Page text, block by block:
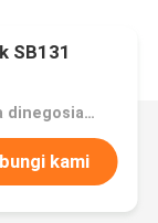
SB131
Harga：Bisa dinegosiasikan
kami